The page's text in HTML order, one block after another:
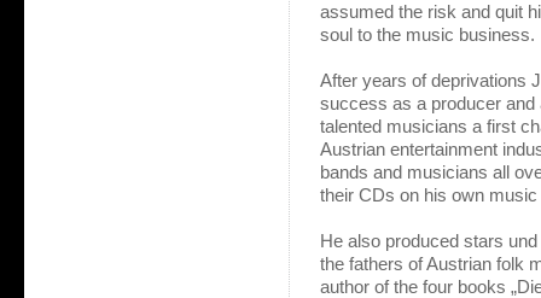
assumed the risk and quit
soul to the music business.
After years of deprivations
success as a producer and
talented musicians a first
Austrian entertainment
bands and musicians all
their CDs on his own music
He also produced stars
the fathers of Austrian folk
author of the four books